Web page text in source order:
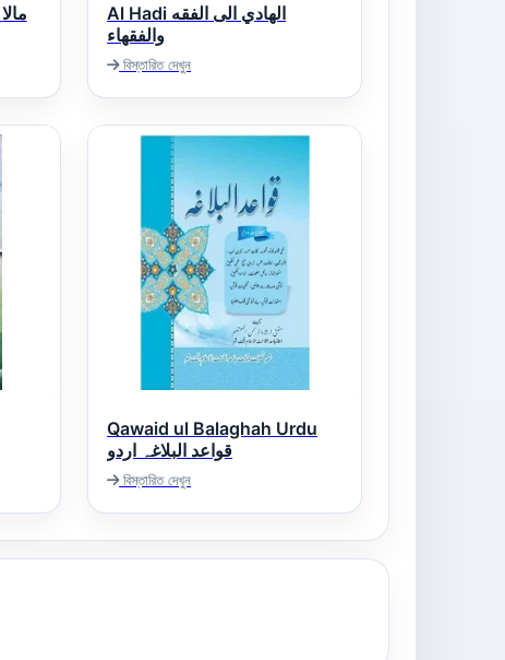
Al Hadi الهادي الى الفقه
والفقهاء
বিস্তারিত দেখুন
Qawaid ul Balaghah Urdu
قواعد البلاغہ اردو
বিস্তারিত দেখুন